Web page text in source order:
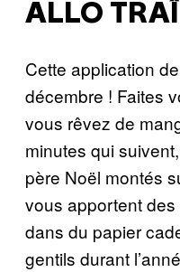
ALLO
Cette application
décembre ! Faites
vous rêvez de
minutes qui
père Noël montés
vous apportent
dans du papier
gentils durant